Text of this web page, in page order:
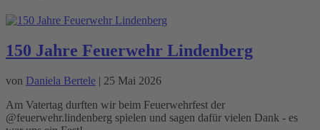
150 Jahre Feuerwehr Lindenberg
von Daniela Bertele | 25 Mai 2026
Am Vatertag durften wir beim Feuerwehrfest der
@feuerwehr.lindenberg spielen und sagen dafür vielen Dank - es